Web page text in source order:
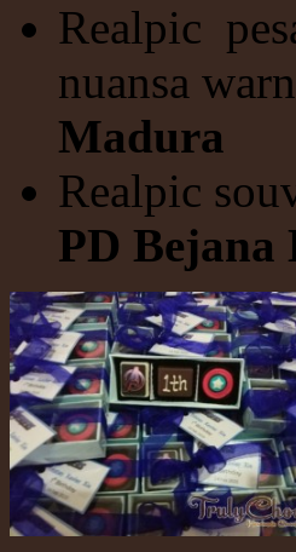
Realpic
nuansa
Madura
Realpic
PD Bejana